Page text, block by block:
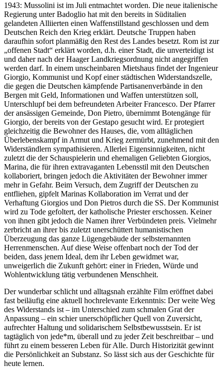
1943: Mussolini ist im Juli entmachtet worden. Die neue italienische
Regierung unter Badoglio hat mit den bereits in Süditalien
gelandeten Alliierten einen Waffenstillstand geschlossen und dem
Deutschen Reich den Krieg erklärt. Deutsche Truppen haben
daraufhin sofort planmäßig den Rest des Landes besetzt. Rom ist zur
„offenen Stadt“ erklärt worden, d.h. einer Stadt, die unverteidigt ist
und daher nach der Haager Landkriegsordnung nicht angegriffen
werden darf. In einem unscheinbaren Mietshaus findet der Ingenieur
Giorgio, Kommunist und Kopf einer städtischen Widerstandszelle,
die gegen die Deutschen kämpfende Partisanenverbände in den
Bergen mit Geld, Informationen und Waffen unterstützen soll,
Unterschlupf bei dem befreundeten Arbeiter Francesco. Der Pfarrer
der ansässigen Gemeinde, Don Pietro, übernimmt Botengänge für
Giorgio, der bereits von der Gestapo gesucht wird. Er protegiert
gleichzeitig die Bewohner des Hauses, die, vom alltäglichen
Überlebenskampf in Armut und Krieg zermürbt, zunehmend mit den
Widerständlern sympathisieren. Allerlei Eigensinnigkeiten, nicht
zuletzt die der Schauspielerin und ehemaligen Geliebten Giorgios,
Marina, die für ihren extravaganten Lebensstil mit den Deutschen
kollaboriert, bringen jedoch die Aktivitäten der Bewohner immer
mehr in Gefahr. Beim Versuch, dem Zugriff der Deutschen zu
entfliehen, gipfelt Marinas Kollaboration im Verrat und der
Verhaftung Giorgios und Don Pietros durch die SS. Der Kommunist
wird zu Tode gefoltert, der katholische Priester erschossen. Keiner
von ihnen gibt jedoch die Namen ihrer Verbündeten preis. Vielmehr
zerbricht an ihrer bis zuletzt unerschüttert humanistischen
Überzeugung das ganze Lügengebäude der selbsternannten
Herrenmenschen. Auf diese Weise offenbart noch der Tod der
beiden, dass jenem Ideal, dem ihr Leben gewidmet war,
unweigerlich die Zukunft gehört: einer in Frieden, Würde und
Wohlentwicklung tätig verbundenen Menschheit.
Der wunderbar schlicht und alltagsnah erzählte Film eröffnet dabei
fast beiläufig eine aktuell hochrelevante Erkenntnis: Der weite Weg
des Widerstands ist – im Unterschied zum schmalen Grat der
Anpassung – ein schier unerschöpflicher Quell von Zuversicht,
aufrechter Haltung und solidarischem Selbstbewusstsein. Er ist
tagtäglich von jede*m, überall und zu jeder Zeit beschreitbar – und
führt zu einem besseren Leben für Alle. Durch Historizität gewinnt
die Persönlichkeit an Substanz. So lässt sich aus der Geschichte für
heute lernen.